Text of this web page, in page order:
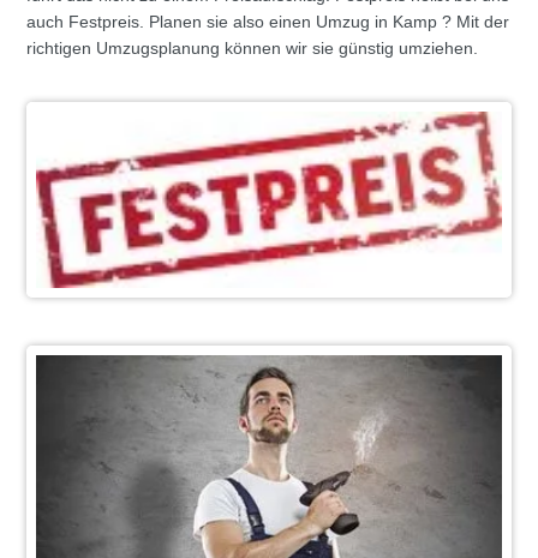
auch Festpreis. Planen sie also einen Umzug in Kamp ? Mit der
richtigen Umzugsplanung können wir sie günstig umziehen.